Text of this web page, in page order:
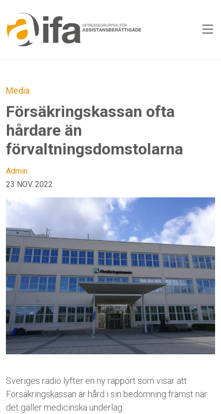
Skip to main content
Media
Försäkringskassan ofta
hårdare än
förvaltningsdomstolarna
Admin
23 NOV. 2022
Sveriges radio lyfter en ny rapport som visar att
Försäkringskassan är hård i sin bedömning främst när
det gäller medicinska underlag.